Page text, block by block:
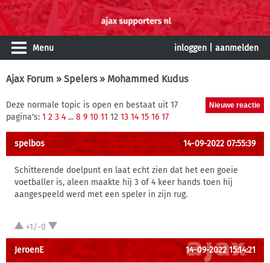
Menu inloggen aanmelden
Ajax Forum » Spelers» Mohammed Kudus
Deze normale topic is open en bestaat uit 17
pagina's: 1 2 3 4 ... 8 9 10 11 12 13 14 15 16 17
spelbos 14-09-2022 07:55:39
Schitterende doelpunt en laat echt zien dat het een goeie
voetballer is, aleen maakte hij 3 of 4 keer hands toen hij
aangespeeld werd met een speler in zijn rug.
+1/-0
JeroenE 14-09-2022 15:14:21